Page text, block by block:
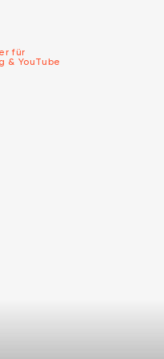
für
& YouTube